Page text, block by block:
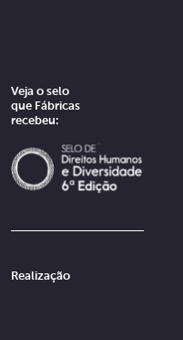
Veja o selo
que Fábricas
recebeu:
Realização